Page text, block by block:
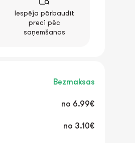
Iespēja pārbaudīt
preci pēc
saņemšanas
Bezmaksas
no 6.99€
no 3.10€